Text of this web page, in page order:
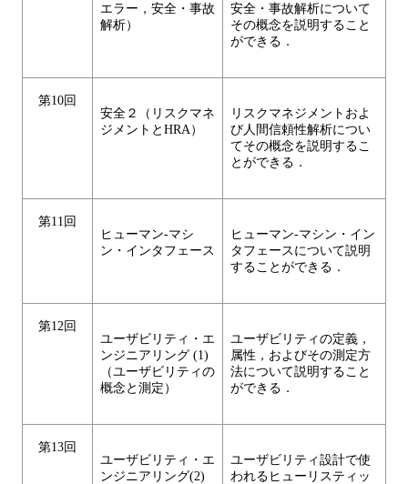
エラー，安全・事故
解析）
安全・事故解析について
その概念を説明すること
ができる．
第10回
安全２（リスクマネ
ジメントとHRA）
リスクマネジメントおよ
び人間信頼性解析につい
てその概念を説明するこ
とができる．
第11回
ヒューマン-マシ
ン・インタフェース
ヒューマン-マシン・イン
タフェースについて説明
することができる．
第12回
ユーザビリティ・エ
ンジニアリング (1)
（ユーザビリティの
概念と測定）
ユーザビリティの定義，
属性，およびその測定方
法について説明すること
ができる．
第13回
ユーザビリティ・エ
ンジニアリング(2)
ユーザビリティ設計で使
われるヒューリスティッ